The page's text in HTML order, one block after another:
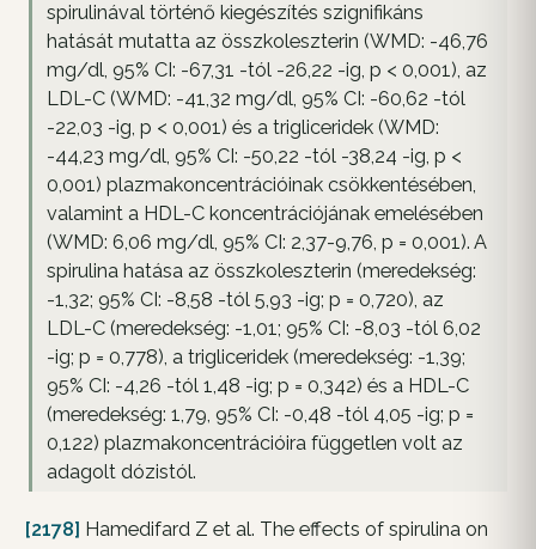
spirulinával történő kiegészítés szignifikáns
hatását mutatta az összkoleszterin (WMD: -46,76
mg/dl, 95% CI: -67,31 -tól -26,22 -ig, p < 0,001), az
LDL-C (WMD: -41,32 mg/dl, 95% CI: -60,62 -tól
-22,03 -ig, p < 0,001) és a trigliceridek (WMD:
-44,23 mg/dl, 95% CI: -50,22 -tól -38,24 -ig, p <
0,001) plazmakoncentrációinak csökkentésében,
valamint a HDL-C koncentrációjának emelésében
(WMD: 6,06 mg/dl, 95% CI: 2,37-9,76, p = 0,001). A
spirulina hatása az összkoleszterin (meredekség:
-1,32; 95% CI: -8,58 -tól 5,93 -ig; p = 0,720), az
LDL-C (meredekség: -1,01; 95% CI: -8,03 -tól 6,02
-ig; p = 0,778), a trigliceridek (meredekség: -1,39;
95% CI: -4,26 -tól 1,48 -ig; p = 0,342) és a HDL-C
(meredekség: 1,79, 95% CI: -0,48 -tól 4,05 -ig; p =
0,122) plazmakoncentrációira független volt az
adagolt dózistól.
[2178] Hamedifard Z et al. The effects of spirulina on